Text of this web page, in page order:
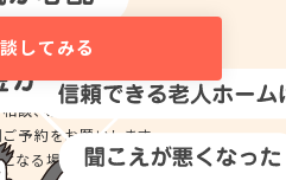
してみる
相談、商品のお試しのため来店を希望
予約をお願いします。
なる場合があります。